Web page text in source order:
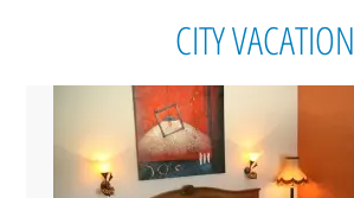
CITY VACATION